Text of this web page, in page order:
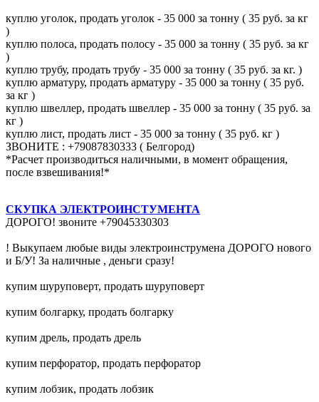
куплю уголок, продать уголок - 35 000 за тонну ( 35 руб. за кг
)
куплю полоса, продать полосу - 35 000 за тонну ( 35 руб. за кг
)
куплю трубу, продать трубу - 35 000 за тонну ( 35 руб. за кг. )
куплю арматуру, продать арматуру - 35 000 за тонну ( 35 руб.
за кг )
куплю швеллер, продать швеллер - 35 000 за тонну ( 35 руб. за
кг )
куплю лист, продать лист - 35 000 за тонну ( 35 руб. кг )
ЗВОНИТЕ : +79087830333 ( Белгород)
*Расчет производиться наличными, в момент обращения,
после взвешивания!*
СКУПКА ЭЛЕКТРОИНСТУМЕНТА
ДОРОГО! звоните +79045330303
! Выкупаем любые виды электроинструмена ДОРОГО нового
и Б/У! За наличные , деньги сразу!
купим шуруповерт, продать шуруповерт
купим болгарку, продать болгарку
купим дрель, продать дрель
купим перфоратор, продать перфоратор
купим лобзик, продать лобзик